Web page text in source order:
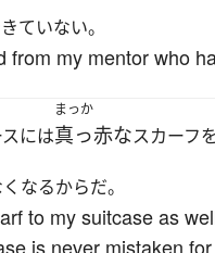
ていない。
my mentor who
には
まっか
真っ赤なスカーフ
なるからだ。
to my suitcase as
is never mistaken for